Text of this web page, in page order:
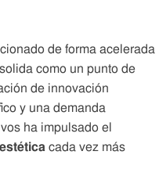
de forma acelerada
como un punto de
de innovación
y una demanda
ha impulsado el
cada vez más